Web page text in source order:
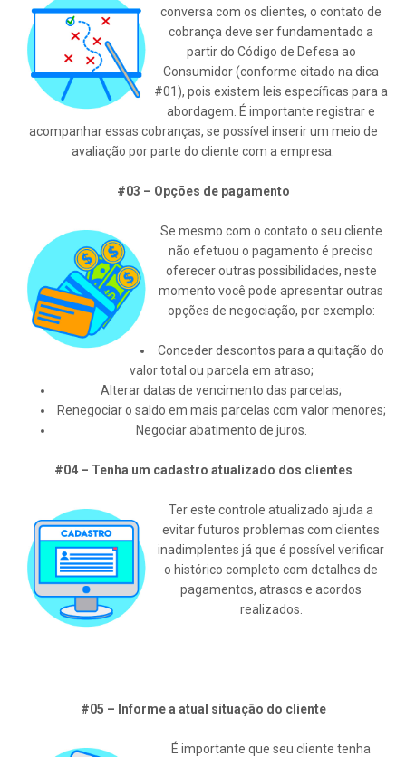
conversa com os clientes, o contato de
cobrança deve ser fundamentado a
partir do Código de Defesa ao
Consumidor (conforme citado na dica
#01), pois existem leis específicas para a
abordagem. É importante registrar e
acompanhar essas cobranças, se possível inserir um meio de
avaliação por parte do cliente com a empresa.
#03 – Opções de pagamento
Se mesmo com o contato o seu cliente
não efetuou o pagamento é preciso
oferecer outras possibilidades, neste
momento você pode apresentar outras
opções de negociação, por exemplo:
Conceder descontos para a quitação do
valor total ou parcela em atraso;
Alterar datas de vencimento das parcelas;
Renegociar o saldo em mais parcelas com valor menores;
Negociar abatimento de juros.
#04 – Tenha um cadastro atualizado dos clientes
Ter este controle atualizado ajuda a
evitar futuros problemas com clientes
inadimplentes já que é possível verificar
o histórico completo com detalhes de
pagamentos, atrasos e acordos
realizados.
#05 – Informe a atual situação do cliente
É importante que seu cliente tenha